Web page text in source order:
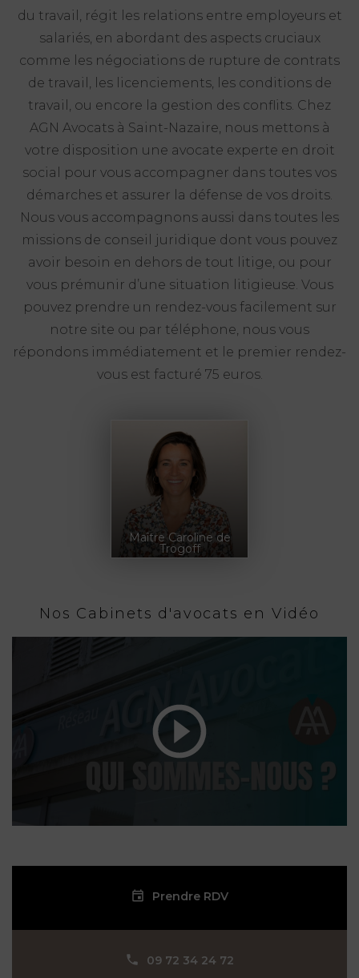
du travail, régit les relations entre employeurs et
salariés, en abordant des aspects cruciaux
comme les négociations de rupture de contrats
de travail, les licenciements, les conditions de
travail, ou encore la gestion des conflits. Chez
AGN Avocats à Saint-Nazaire, nous mettons à
votre disposition une avocate experte en droit
social pour vous accompagner dans toutes vos
démarches et assurer la défense de vos droits.
Nous vous accompagnons aussi dans toutes les
missions de conseil juridique dont vous pouvez
avoir besoin en dehors de tout litige, ou pour
vous prémunir d’une situation litigieuse. Vous
pouvez prendre un rendez-vous facilement sur
notre site ou par téléphone, nous vous
répondons immédiatement et le premier rendez-
vous est facturé 75 euros.
Maître Caroline de
Trogoff
Nos Cabinets d'avocats en Vidéo
Prendre RDV
09 72 34 24 72